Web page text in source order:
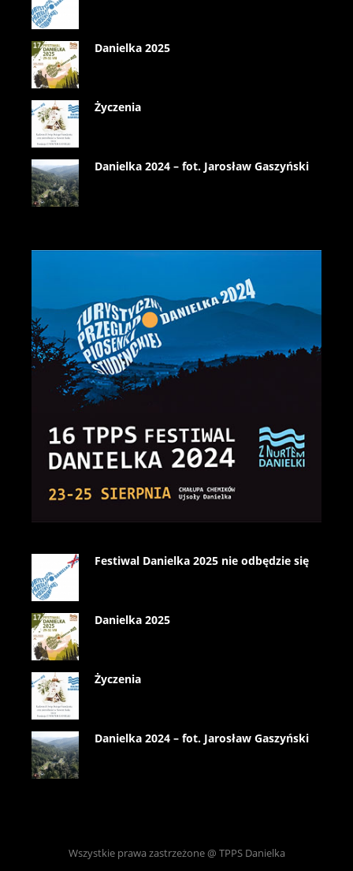
Danielka 2025
Życzenia
Danielka 2024 – fot. Jarosław Gaszyński
Festiwal Danielka 2025 nie odbędzie się
Danielka 2025
Życzenia
Danielka 2024 – fot. Jarosław Gaszyński
Wszystkie prawa zastrzeżone @ TPPS Danielka